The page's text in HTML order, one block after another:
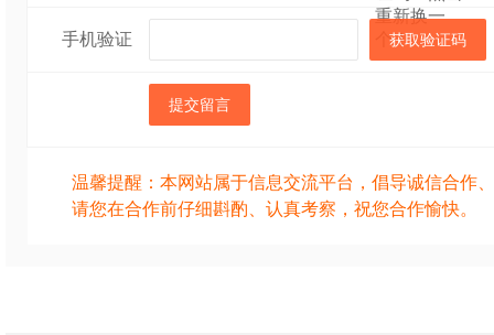
手机验证 获取验证码
提交留言
温馨提醒：本网站属于信息交流平台，倡导诚信合作
请您在合作前仔细斟酌、认真考察，祝您合作愉快。